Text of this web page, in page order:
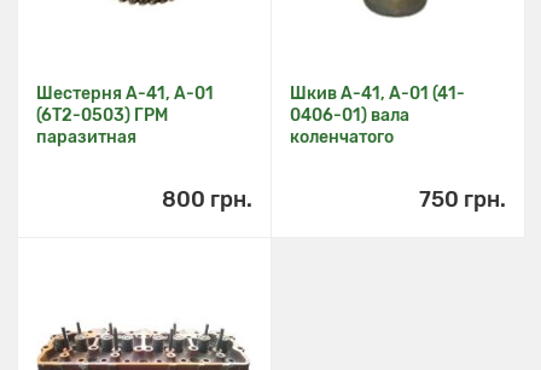
Шестерня А-41, А-01
(6Т2-0503) ГРМ
паразитная
800 грн.
Шкив А-41, А-01 (41-
0406-01) вала
коленчатого
750 грн.